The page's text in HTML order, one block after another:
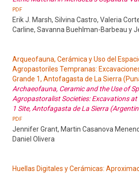
PDF
Erik J. Marsh, Silvina Castro, Valeria
Carline, Savanna Buehlman-Barbeau y
Arqueofauna, Cerámica y Uso del
Agropastoriles Tempranas:
Grande 1, Antofagasta de La Sierra
Archaeofauna, Ceramic and the Use of
Agropastoralist Societies: Excavations at
1 Site, Antofagasta de La Sierra
PDF
Jennifer Grant, Martin Casanova
Daniel Olivera
Huellas Digitales y Cerámicas: